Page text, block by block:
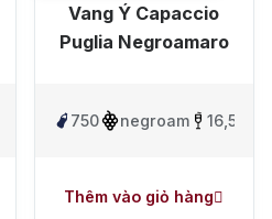
Ngập tràn quà
Vang Ý Capaccio
Puglia Negroamaro
750ml negroamaro16,5%
Thêm vào giỏ hàng